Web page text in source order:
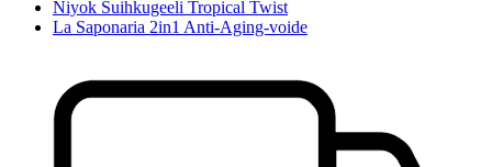
Niyok Suihkugeeli Tropical Twist
La Saponaria 2in1 Anti-Aging-voide